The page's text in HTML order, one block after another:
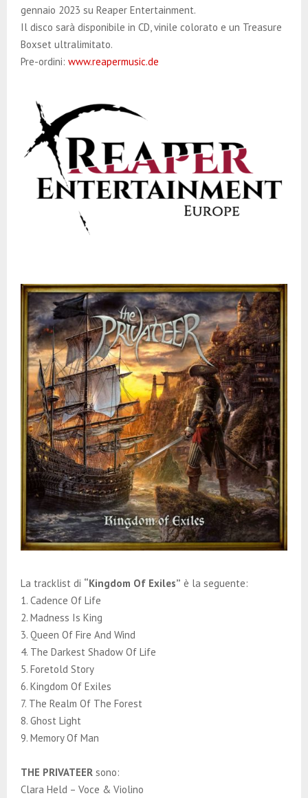
gennaio 2023 su Reaper Entertainment.
Il disco sarà disponibile in CD, vinile colorato e un Treasure
Boxset ultralimitato.
Pre-ordini: www.reapermusic.de
La tracklist di “Kingdom Of Exiles” è la seguente:
1. Cadence Of Life
2. Madness Is King
3. Queen Of Fire And Wind
4. The Darkest Shadow Of Life
5. Foretold Story
6. Kingdom Of Exiles
7. The Realm Of The Forest
8. Ghost Light
9. Memory Of Man
THE PRIVATEER sono:
Clara Held – Voce & Violino